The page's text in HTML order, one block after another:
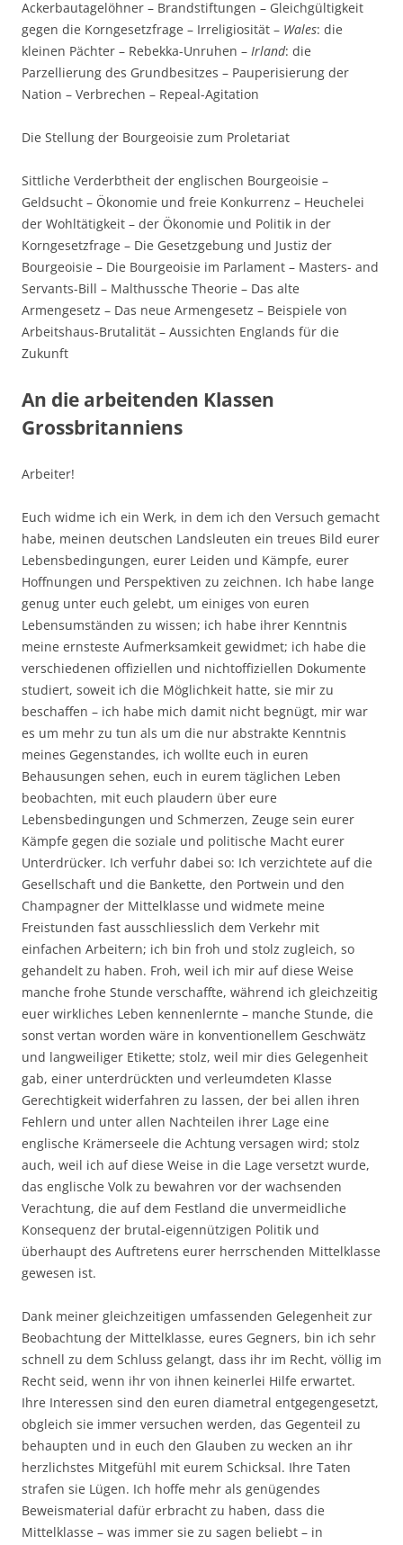
Ackerbautagelöhner – Brandstiftungen – Gleichgültigkeit
gegen die Korngesetzfrage – Irreligiosität – Wales: die
kleinen Pächter – Rebekka-Unruhen – Irland: die
Parzellierung des Grundbesitzes – Pauperisierung der
Nation – Verbrechen – Repeal-Agitation
Die Stellung der Bourgeoisie zum Proletariat
Sittliche Verderbtheit der englischen Bourgeoisie –
Geldsucht – Ökonomie und freie Konkurrenz – Heuchelei
der Wohltätigkeit – der Ökonomie und Politik in der
Korngesetzfrage – Die Gesetzgebung und Justiz der
Bourgeoisie – Die Bourgeoisie im Parlament – Masters- and
Servants-Bill – Malthussche Theorie – Das alte
Armengesetz – Das neue Armengesetz – Beispiele von
Arbeitshaus-Brutalität – Aussichten Englands für die
Zukunft
An die arbeitenden Klassen
Grossbritanniens
Arbeiter!
Euch widme ich ein Werk, in dem ich den Versuch gemacht
habe, meinen deutschen Landsleuten ein treues Bild eurer
Lebensbedingungen, eurer Leiden und Kämpfe, eurer
Hoffnungen und Perspektiven zu zeichnen. Ich habe lange
genug unter euch gelebt, um einiges von euren
Lebensumständen zu wissen; ich habe ihrer Kenntnis
meine ernsteste Aufmerksamkeit gewidmet; ich habe die
verschiedenen offiziellen und nichtoffiziellen Dokumente
studiert, soweit ich die Möglichkeit hatte, sie mir zu
beschaffen – ich habe mich damit nicht begnügt, mir war
es um mehr zu tun als um die nur abstrakte Kenntnis
meines Gegenstandes, ich wollte euch in euren
Behausungen sehen, euch in eurem täglichen Leben
beobachten, mit euch plaudern über eure
Lebensbedingungen und Schmerzen, Zeuge sein eurer
Kämpfe gegen die soziale und politische Macht eurer
Unterdrücker. Ich verfuhr dabei so: Ich verzichtete auf die
Gesellschaft und die Bankette, den Portwein und den
Champagner der Mittelklasse und widmete meine
Freistunden fast ausschliesslich dem Verkehr mit
einfachen Arbeitern; ich bin froh und stolz zugleich, so
gehandelt zu haben. Froh, weil ich mir auf diese Weise
manche frohe Stunde verschaffte, während ich gleichzeitig
euer wirkliches Leben kennenlernte – manche Stunde, die
sonst vertan worden wäre in konventionellem Geschwätz
und langweiliger Etikette; stolz, weil mir dies Gelegenheit
gab, einer unterdrückten und verleumdeten Klasse
Gerechtigkeit widerfahren zu lassen, der bei allen ihren
Fehlern und unter allen Nachteilen ihrer Lage eine
englische Krämerseele die Achtung versagen wird; stolz
auch, weil ich auf diese Weise in die Lage versetzt wurde,
das englische Volk zu bewahren vor der wachsenden
Verachtung, die auf dem Festland die unvermeidliche
Konsequenz der brutal-eigennützigen Politik und
überhaupt des Auftretens eurer herrschenden Mittelklasse
gewesen ist.
Dank meiner gleichzeitigen umfassenden Gelegenheit zur
Beobachtung der Mittelklasse, eures Gegners, bin ich sehr
schnell zu dem Schluss gelangt, dass ihr im Recht, völlig im
Recht seid, wenn ihr von ihnen keinerlei Hilfe erwartet.
Ihre Interessen sind den euren diametral entgegengesetzt,
obgleich sie immer versuchen werden, das Gegenteil zu
behaupten und in euch den Glauben zu wecken an ihr
herzlichstes Mitgefühl mit eurem Schicksal. Ihre Taten
strafen sie Lügen. Ich hoffe mehr als genügendes
Beweismaterial dafür erbracht zu haben, dass die
Mittelklasse – was immer sie zu sagen beliebt – in